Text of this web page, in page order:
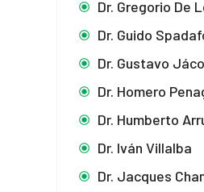
Dr. Gregorio De
Dr. Guido
Dr. Gustavo
Dr. Homero
Dr. Humberto
Dr. Iván Villalba
Dr. Jacques